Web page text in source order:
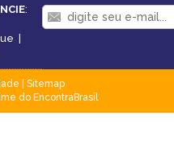
:
|
Sitemap
do EncontraBrasil